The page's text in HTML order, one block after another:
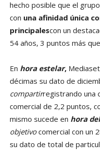
hecho posible que el
con una afinidad única
principalescon un
54 años, 3 puntos más
En hora estelar,
décimas su dato de
compartirregistrando una
comercial de 2,2 puntos,
mismo sucede en hora
objetivocomercial con un
su dato de total de